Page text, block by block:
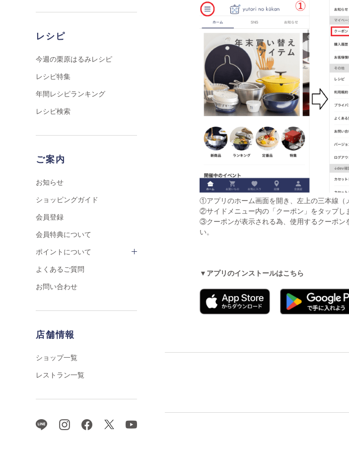
レシピ
今週の栗原はるみレシピ
レシピ特集
年間レシピランキング
レシピ検索
ご案内
お知らせ
ショッピングガイド
会員登録
会員特典について
ポイントについて
よくあるご質問
お問い合わせ
店舗情報
ショップ一覧
レストラン一覧
①アプリのホーム画面を開き、左上の三本線（
②サイドメニュー内の「クーポン」をタップし
③クーポンが表示される為、使用するクーポン
い。
▼アプリのインストールはこちら